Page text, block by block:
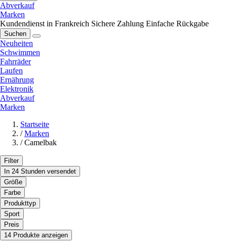
Abverkauf
Marken
Kundendienst in Frankreich Sichere Zahlung Einfache Rückgabe
Suchen
Neuheiten
Schwimmen
Fahrräder
Laufen
Ernährung
Elektronik
Abverkauf
Marken
Startseite
/ Marken
/ Camelbak
Filter
In 24 Stunden versendet
Größe
Farbe
Produkttyp
Sport
Preis
14 Produkte anzeigen